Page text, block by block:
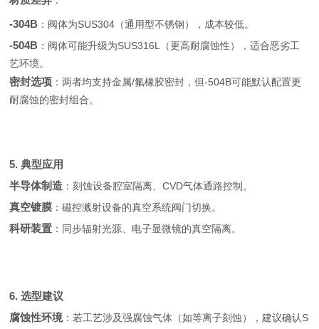
-304B ：阀体为SUS304（通用型不锈钢），成本较低。
-504B ：阀体可能升级为SUS316L（更高耐腐蚀性），适合恶劣工
艺环境。
密封选项 ：两者均支持金属/氟橡胶密封，但-504B可能默认配置更
耐腐蚀的密封组合。
5. 典型应用
半导体制造 ：刻蚀设备腔室隔离、CVD气体通路控制。
真空镀膜 ：磁控溅射设备的真空系统阀门切换。
科研装置 ：同步辐射光源、电子显微镜的真空隔离。
6. 选型建议
腐蚀性环境：若工艺涉及强腐蚀气体（如等离子刻蚀），建议确认S